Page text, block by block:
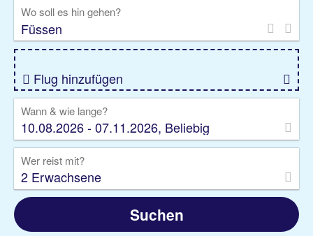
Rundreise
Kreuzfahrt
Gruppenreise
Camper Privattransfer
Wo soll es hin gehen?
Flug hinzufügen
Wann & wie lange?
10.08.2026 - 07.11.2026, Beliebig
Wer reist mit?
2 Erwachsene
Suchen